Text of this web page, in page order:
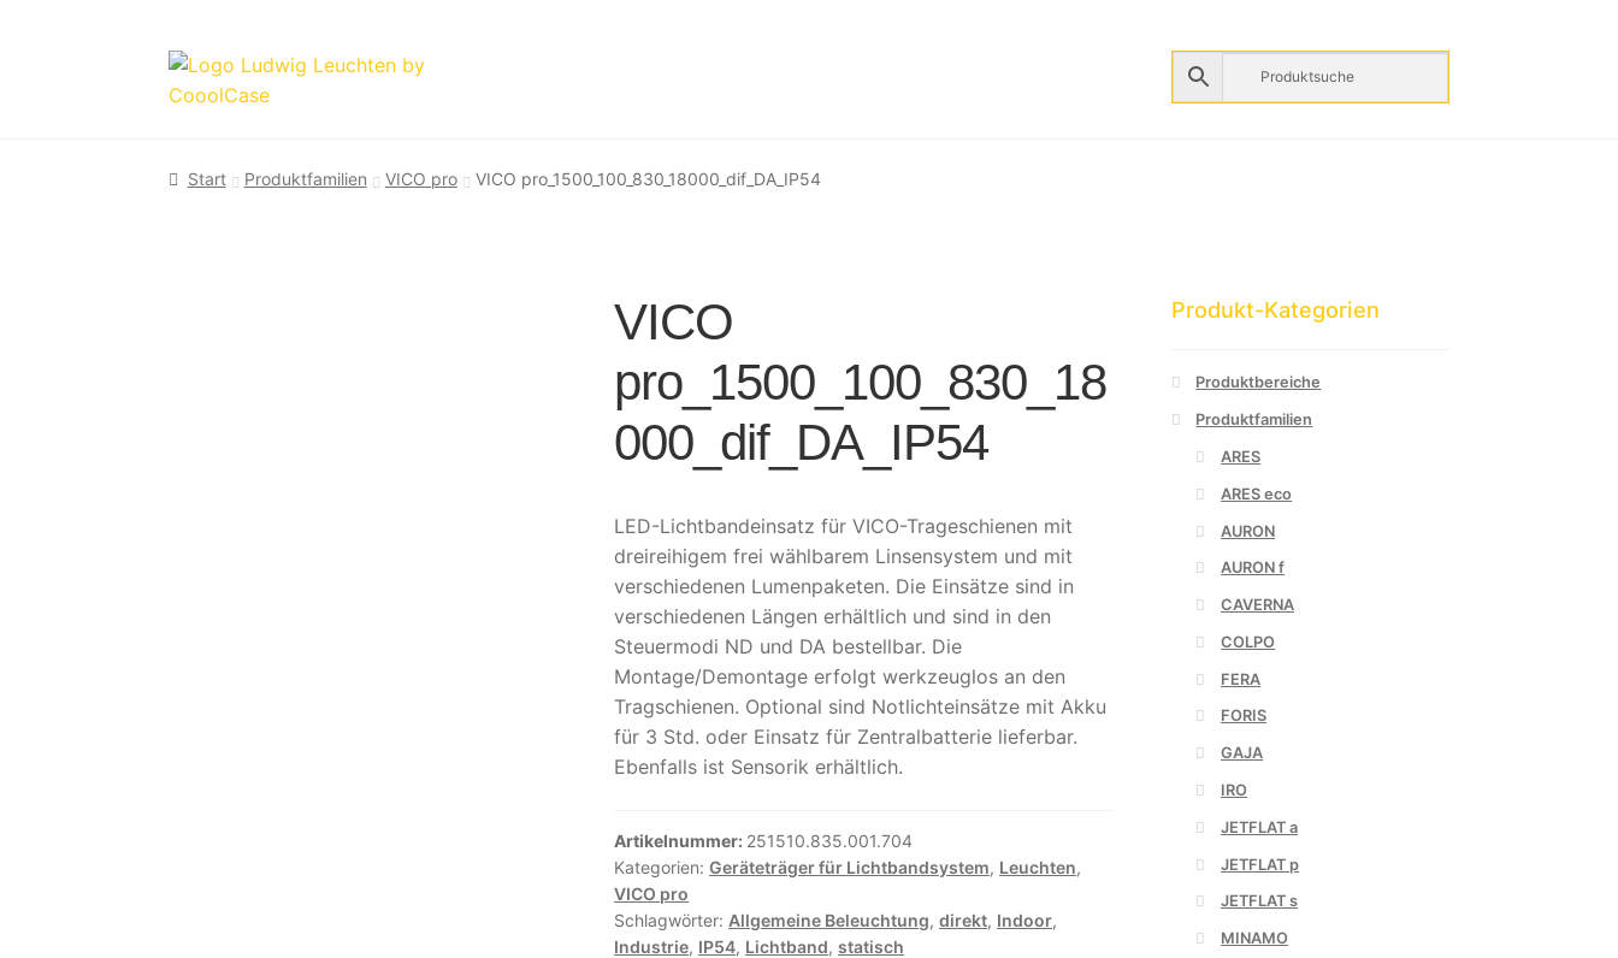
Zur
Navigation
Zum
Inhalt
Start Produktfamilien VICO pro VICO pro_1500_100_830_18000_dif_DA_IP54
VICO
pro_1500_100_830_18
000_dif_DA_IP54
LED-Lichtbandeinsatz für VICO-Trageschienen mit
dreireihigem frei wählbarem Linsensystem und mit
verschiedenen Lumenpaketen. Die Einsätze sind in
verschiedenen Längen erhältlich und sind in den
Steuermodi ND und DA bestellbar. Die
Montage/Demontage erfolgt werkzeuglos an den
Tragschienen. Optional sind Notlichteinsätze mit Akku
für 3 Std. oder Einsatz für Zentralbatterie lieferbar.
Ebenfalls ist Sensorik erhältlich.
Artikelnummer: 251510.835.001.704
Kategorien:Geräteträger für Lichtbandsystem, Leuchten,
VICO pro
Schlagwörter: Allgemeine Beleuchtung,direkt, Indoor,
Industrie, IP54, Lichtband,statisch
Produkt-Kategorien
Produktbereiche
Produktfamilien
ARES
ARES eco
AURON
AURON f
CAVERNA
COLPO
FERA
FORIS
GAJA
IRO
JETFLAT a
JETFLAT p
JETFLAT s
MINAMO